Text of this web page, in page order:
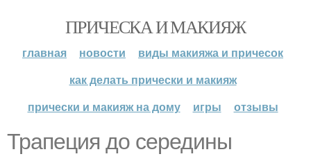
ПРИЧЕСКА И МАКИЯЖ
главная новости
виды макияжа и причесок
как делать прически и макияж
прически и макияж на дому
игры отзывы
Трапеция до середины